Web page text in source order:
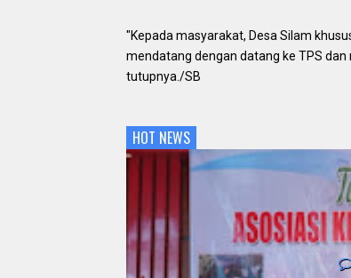
"Kepada masyarakat, Desa Silam
mendatang dengan datang ke TPS
tutupnya./SB
HOT NEWS